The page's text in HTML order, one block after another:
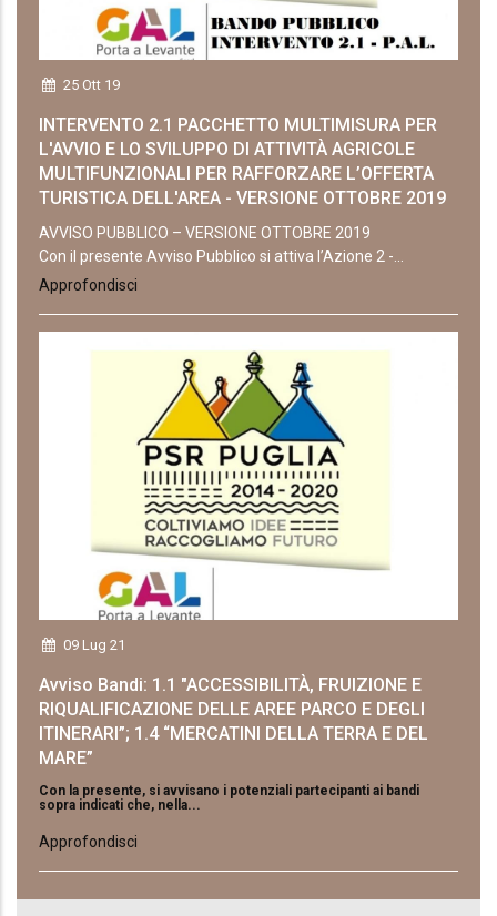
25 Ott 19
INTERVENTO 2.1 PACCHETTO MULTIMISURA PER
L'AVVIO E LO SVILUPPO DI ATTIVITÀ AGRICOLE
MULTIFUNZIONALI PER RAFFORZARE L’OFFERTA
TURISTICA DELL'AREA - VERSIONE OTTOBRE 2019
AVVISO PUBBLICO – VERSIONE OTTOBRE 2019
Con il presente Avviso Pubblico si attiva l’Azione 2 -...
Approfondisci
09 Lug 21
Avviso Bandi: 1.1 "ACCESSIBILITÀ, FRUIZIONE E
RIQUALIFICAZIONE DELLE AREE PARCO E DEGLI
ITINERARI”; 1.4 “MERCATINI DELLA TERRA E DEL
MARE”
Con la presente, si avvisano i potenziali partecipanti ai bandi
sopra indicati che, nella...
Approfondisci